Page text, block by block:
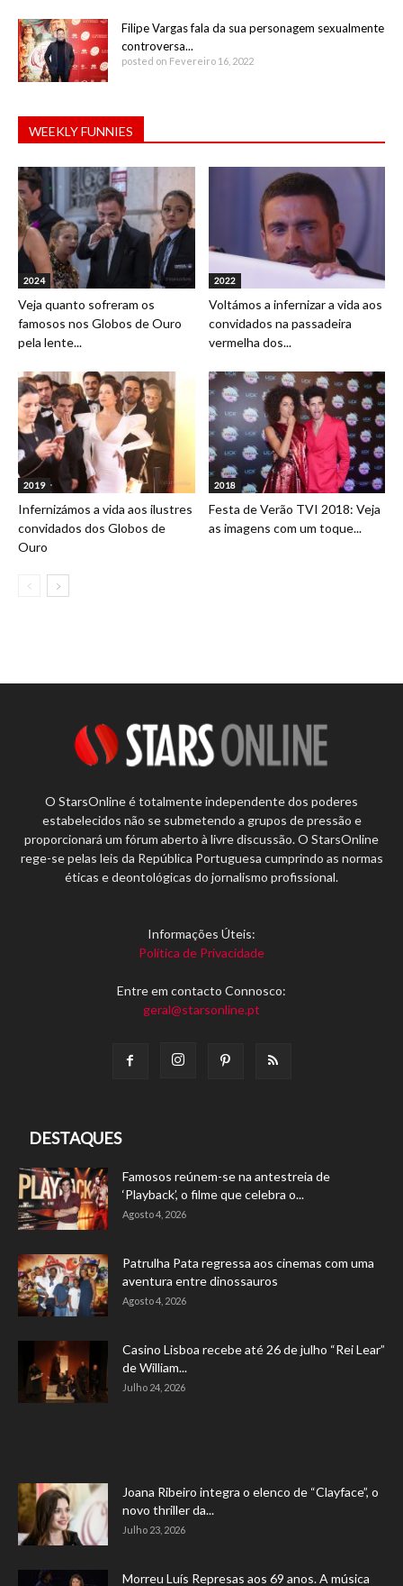
Filipe Vargas fala da sua personagem sexualmente
controversa...
posted on Fevereiro 16, 2022
WEEKLY FUNNIES
2024
Veja quanto sofreram os
famosos nos Globos de Ouro
pela lente...
2022
Voltámos a infernizar a vida aos
convidados na passadeira
vermelha dos...
2019
Infernizámos a vida aos ilustres
convidados dos Globos de
Ouro
2018
Festa de Verão TVI 2018: Veja
as imagens com um toque...
O StarsOnline é totalmente independente dos poderes
estabelecidos não se submetendo a grupos de pressão e
proporcionará um fórum aberto à livre discussão. O StarsOnline
rege-se pelas leis da República Portuguesa cumprindo as normas
éticas e deontológicas do jornalismo profissional.
Informações Úteis:
Política de Privacidade
Entre em contacto Connosco:
geral@starsonline.pt
DESTAQUES
Famosos reúnem-se na antestreia de
‘Playback’, o filme que celebra o...
Agosto 4, 2026
Patrulha Pata regressa aos cinemas com uma
aventura entre dinossauros
Agosto 4, 2026
Casino Lisboa recebe até 26 de julho “Rei Lear”
de William...
Julho 24, 2026
Joana Ribeiro integra o elenco de “Clayface”, o
novo thriller da...
Julho 23, 2026
Morreu Luís Represas aos 69 anos. A música